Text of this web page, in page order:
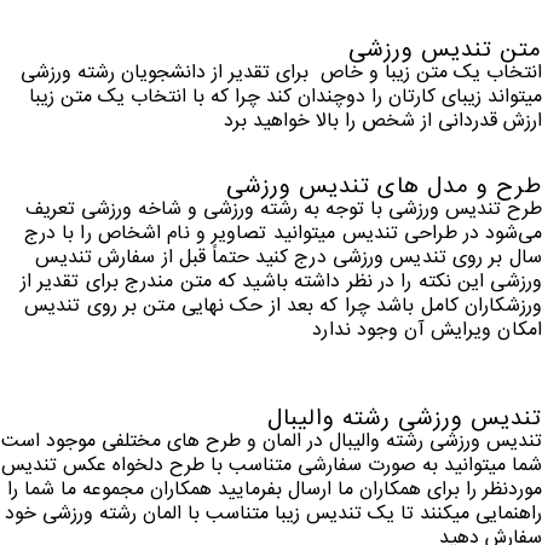
متن تندیس ورزشی
انتخاب یک متن زیبا و خاص برای تقدیر از دانشجویان رشته ورزشی
میتواند زیبای کارتان را دوچندان کند چرا که با انتخاب یک متن زیبا
ارزش قدردانی از شخص را بالا خواهید برد
طرح و مدل های تندیس ورزشی
طرح تندیس ورزشی با توجه به رشته ورزشی و شاخه ورزشی تعریف
می‌شود در طراحی تندیس میتوانید تصاویر و نام اشخاص را با درج
سال بر روی تندیس ورزشی درج کنید حتماً قبل از سفارش تندیس
ورزشی این نکته را در نظر داشته باشید که متن مندرج برای تقدیر از
ورزشکاران کامل باشد چرا که بعد از حک نهایی متن بر روی تندیس
امکان ویرایش آن وجود ندارد
تندیس ورزشی رشته والیبال
تندیس ورزشی رشته والیبال در المان و طرح های مختلفی موجود است
شما میتوانید به صورت سفارشی متناسب با طرح دلخواه عکس تندیس
موردنظر را برای همکاران ما ارسال بفرمایید همکاران مجموعه ما شما را
راهنمایی میکنند تا یک تندیس زیبا متناسب با المان رشته ورزشی خود
سفارش دهید